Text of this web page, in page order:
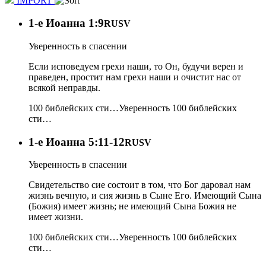
1-e Иоанна 1:9RUSV
Уверенность в спасении
Если исповедуем грехи наши, то Он, будучи верен и
праведен, простит нам грехи наши и очистит нас от
всякой неправды.
100 библейских сти…Уверенность 100 библейских
сти…
1-e Иоанна 5:11-12RUSV
Уверенность в спасении
Свидетельство сие состоит в том, что Бог даровал нам
жизнь вечную, и сия жизнь в Сыне Его. Имеющий Сына
(Божия) имеет жизнь; не имеющий Сына Божия не
имеет жизни.
100 библейских сти…Уверенность 100 библейских
сти…